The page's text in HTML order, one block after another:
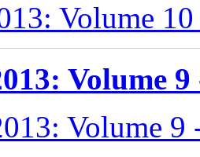
Volume
Volume 9
Volume 9